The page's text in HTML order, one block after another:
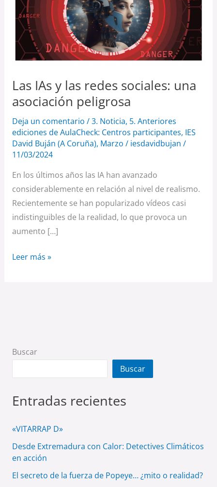
Las IAs y las redes sociales: una
asociación peligrosa
Deja un comentario /3. Noticia, 5. Anteriores
ediciones de AulaCheck: Centros participantes, IES
David Buján (A Coruña), Marzo / iesdavidbujan /
11/03/2024
En los últimos años las IA han avanzado
considerablemente en relación al nivel de realismo.
Recientemente se han popularizado vídeos casi
indistinguibles de la realidad, lo que provoca un
aumento […]
redes
sociales:
una
asociación
Leer más »
Buscar
Buscar
Entradas recientes
«VITARRAP D»
Desde Extremadura con Calor: Detectives Climáticos
en acción
El secreto de la fuerza de Popeye… ¿mito o realidad?